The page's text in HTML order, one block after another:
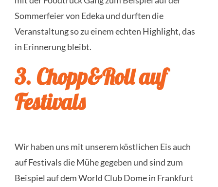
Sommerfeier von Edeka und durften die
Veranstaltung so zu einem echten Highlight, das
in Erinnerung bleibt.
3. Chopp&Roll auf
Festivals
Wir haben uns mit unserem köstlichen Eis auch
auf Festivals die Mühe gegeben und sind zum
Beispiel auf dem World Club Dome in Frankfurt